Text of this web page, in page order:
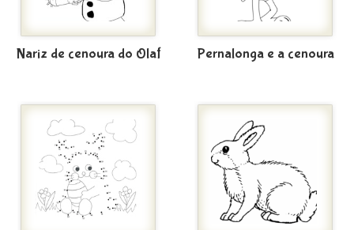
Nariz de cenoura do Olaf Pernalonga e a cenoura